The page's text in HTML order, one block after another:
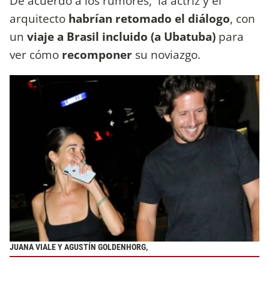
arquitecto habrían retomado el diálogo, con
un viaje a Brasil incluido (a Ubatuba) para
ver cómo recomponer su noviazgo.
JUANA VIALE Y AGUSTÍN GOLDENHORG,